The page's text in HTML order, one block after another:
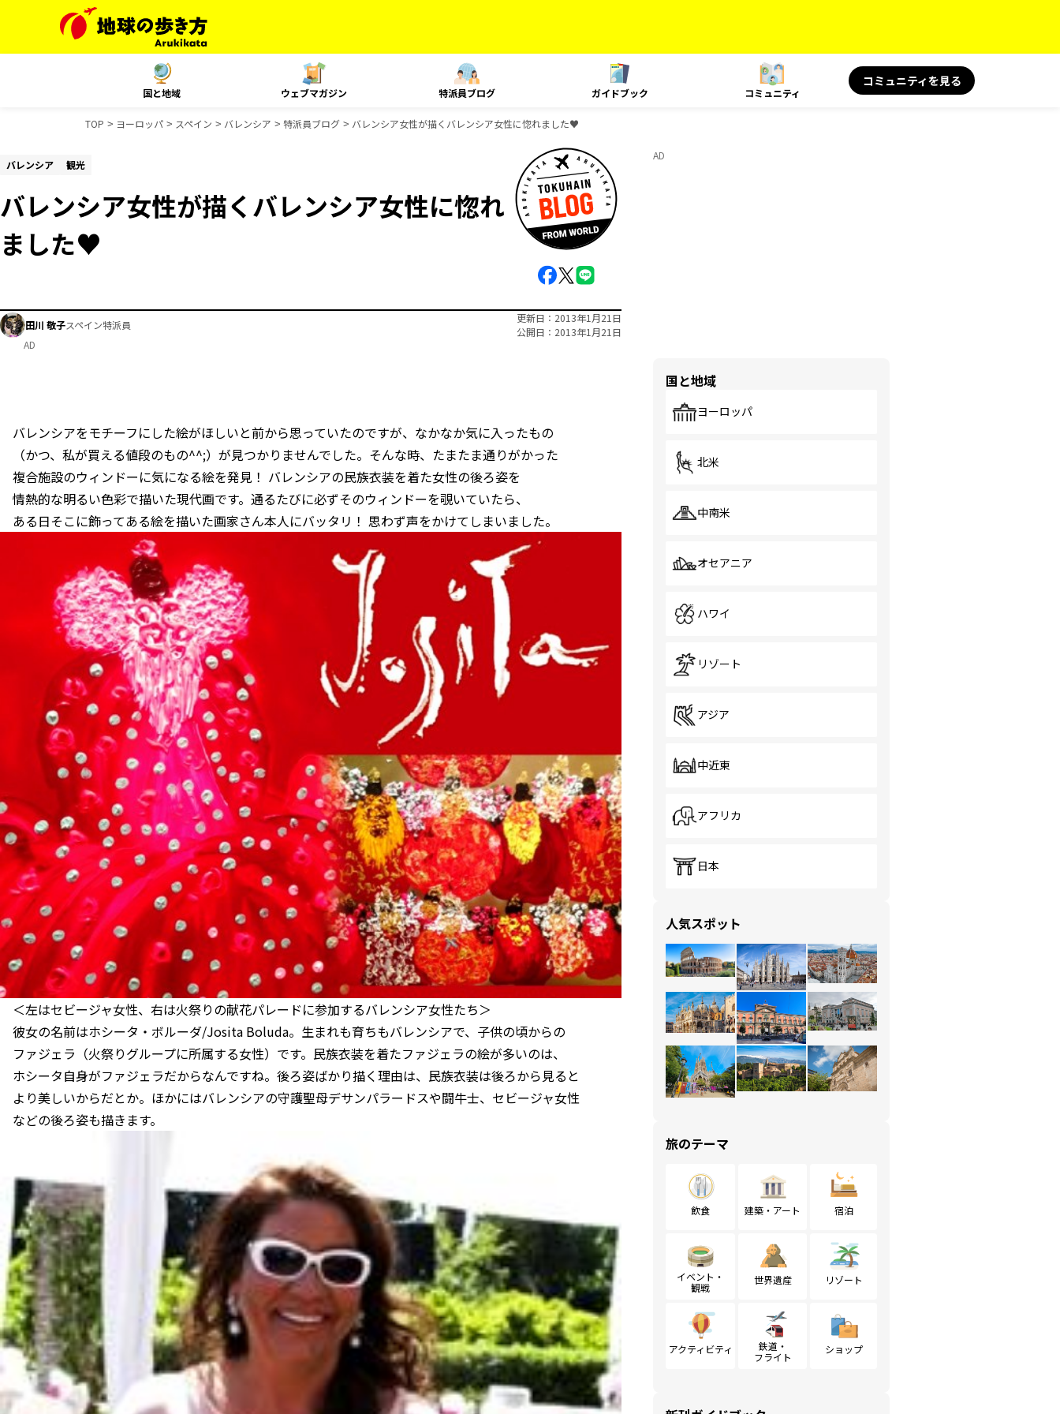
国と地域 ウェブマガジン 特派員ブログ ガイドブック コミュニティ
コミュニティを見る
TOP ヨーロッパ スペイン バレンシア 特派員ブログ バレンシア女性が描くバレンシア女性に惚れました♥
バレンシア 観光
バレンシア女性が描くバレンシア女性に惚れ
ました♥
田川 敬子スペイン特派員
更新日
2013年1月21日
公開日
2013年1月21日
AD
バレンシアをモチーフにした絵がほしいと前から思っていたのですが、なかなか気に入ったもの
（かつ、私が買える値段のもの^^;）が見つかりませんでした。そんな時、たまたま通りがかった
複合施設のウィンドーに気になる絵を発見！ バレンシアの民族衣装を着た女性の後ろ姿を
情熱的な明るい色彩で描いた現代画です。通るたびに必ずそのウィンドーを覗いていたら、
ある日そこに飾ってある絵を描いた画家さん本人にバッタリ！ 思わず声をかけてしまいました。
＜左はセビージャ女性、右は火祭りの献花パレードに参加するバレンシア女性たち＞
彼女の名前はホシータ・ボルーダ/Josita Boluda。生まれも育ちもバレンシアで、子供の頃からの
ファジェラ（火祭りグループに所属する女性）です。民族衣装を着たファジェラの絵が多いのは、
ホシータ自身がファジェラだからなんですね。後ろ姿ばかり描く理由は、民族衣装は後ろから見ると
より美しいからだとか。ほかにはバレンシアの守護聖母デサンパラードスや闘牛士、セビージャ女性
などの後ろ姿も描きます。
AD
国と地域
ヨーロッパ
北米
中南米
オセアニア
ハワイ
リゾート
アジア
中近東
アフリカ
日本
人気スポット
旅のテーマ
飲食 建築・アート 宿泊
イベント・
観戦
世界遺産 リゾート
アクティビティ
鉄道・
フライト
ショップ